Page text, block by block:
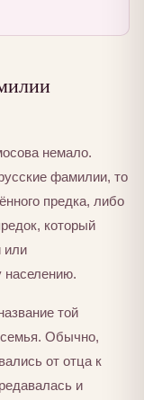
немало.
фамилии, то
предка, либо
который
или
населению.
той
семья. Обычно,
от отца к
и